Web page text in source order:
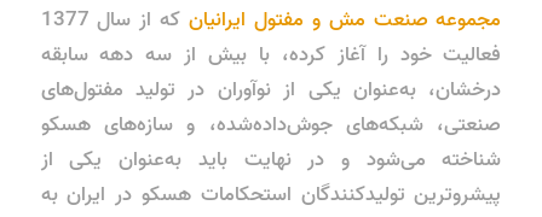
مجموعه صنعت مش و مفتول ایرانیان
که از سال 1377
فعالیت خود را آغاز کرده، با بیش از سه دهه سابقه
درخشان، به‌عنوان یکی از نوآوران در تولید مفتول‌های
صنعتی، شبکه‌های جوش‌داده‌شده، و سازه‌های هسکو
شناخته می‌شود و در نهایت باید به‌عنوان یکی از
پیشروترین تولیدکنندگان استحکامات هسکو در ایران به